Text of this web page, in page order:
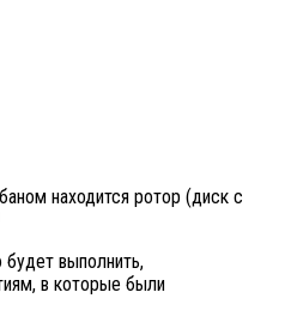
находится ротор (диск с
выполнить,
в которые были